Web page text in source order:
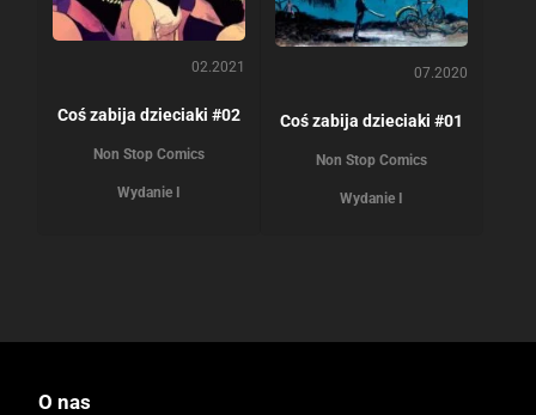
02.2021
Coś zabija dzieciaki #02
Non Stop Comics
Wydanie I
07.2020
Coś zabija dzieciaki #01
Non Stop Comics
Wydanie I
O nas